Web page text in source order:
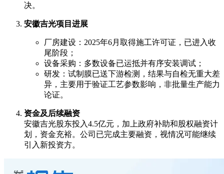
决。
安徽吉光项目进展
厂房建设：2025年6月取得施工许可证，已进入收
尾阶段；
设备采购：多数设备已运抵并有序安装调试；
研发：试制膜已送下游检测，结果与自检无重大差
异，主要用于验证工艺参数影响，非批量生产能力
论证。
资金及后续融资
安徽吉光股东投入4.5亿元，加上政府补助和股权融资计
划，资金充裕。公司已完成主要融资，视情况可能继续
引入新投资方。